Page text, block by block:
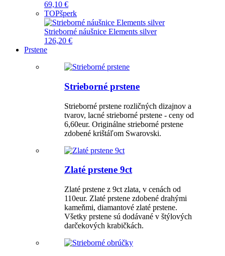
69,10 €
TOPšperk
Strieborné náušnice Elements silver
126,20 €
Prstene
Strieborné prstene
Strieborné prstene rozličných dizajnov a
tvarov, lacné strieborné prstene - ceny od
6,60eur. Originálne strieborné prstene
zdobené krištáľom Swarovski.
Zlaté prstene 9ct
Zlaté prstene z 9ct zlata, v cenách od
110eur. Zlaté prstene zdobené drahými
kameňmi, diamantové zlaté prstene.
Všetky prstene sú dodávané v štýlových
darčekových krabičkách.